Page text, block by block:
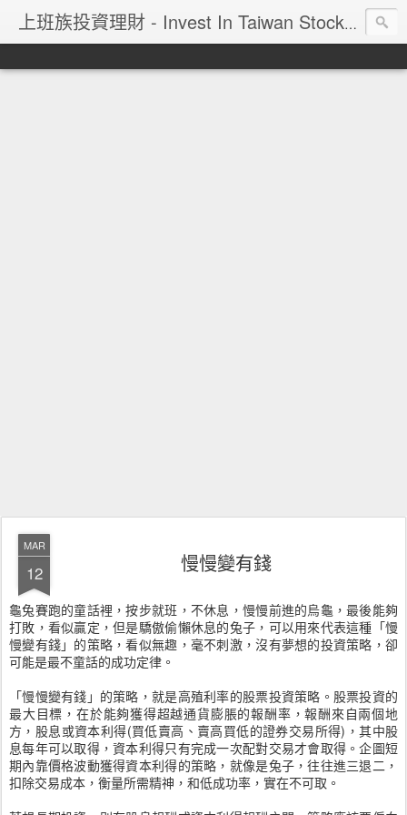
上班族投資理財 - Invest In Taiwan Stock Market
MAR
12 慢慢變有錢
龜兔賽跑的童話裡，按步就班，不休息，慢慢前進的烏龜，最後能夠
打敗，看似贏定，但是驕傲偷懶休息的兔子，可以用來代表這種「慢
慢變有錢」的策略，看似無趣，毫不刺激，沒有夢想的投資策略，卻
可能是最不童話的成功定律。
「慢慢變有錢」的策略，就是高殖利率的股票投資策略。股票投資的
最大目標，在於能夠獲得超越通貨膨脹的報酬率，報酬來自兩個地
方，股息或資本利得(買低賣高、賣高買低的證券交易所得)，其中股
息每年可以取得，資本利得只有完成一次配對交易才會取得。企圖短
期內靠價格波動獲得資本利得的策略，就像是兔子，往往進三退二，
扣除交易成本，衡量所需精神，和低成功率，實在不可取。